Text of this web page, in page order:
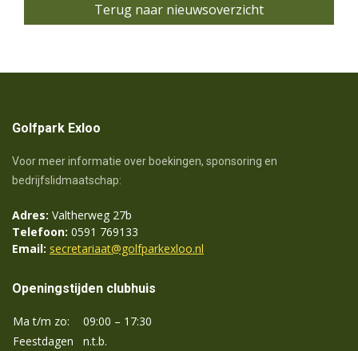
Terug naar nieuwsoverzicht
Golfpark Exloo
Voor meer informatie over boekingen, sponsoring en
bedrijfslidmaatschap:
Adres: Valtherweg 27b
Telefoon: 0591 769133
Email: secretariaat@golfparkexloo.nl
Openingstijden clubhuis
Ma t/m zo:
09:00 – 17:30
Feestdagen
n.t.b.